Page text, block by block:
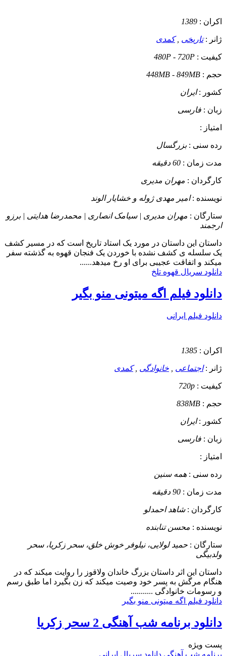
اکران : 1389
ژانر :تاریخی ,کمدی
کیفیت : 480P - 720P
حجم : 448MB - 849MB
کشور :ایران
زبان : فارسی
امتیاز :
رده سنی :بزرگسال
مدت زمان : 60 دقیقه
کارگردان : مهران مدیری
نویسنده :امیر مهدی ژوله و خشایار الوند
ستارگان : مهران مدیری | سیامک انصاری | محمدرضا هدایتی | برزو
ارجمند
داستان این داستان در مورد یک استاد تاریخ است که در مسیر کشف
یک سلسله ی کشف نشده با خوردن یک فنجان قهوه به گذشته سفر
میکند و اتفاقت عجیبی برای او رخ میدهد......
دانلود سریال قهوه تلخ
دانلود فیلم اگه میتونی منو بگیر
دانلود فیلم ایرانی
اکران : 1385
ژانر :اجتماعی خانوادگی ,کمدی
کیفیت : 720p
حجم : 838MB
کشور :ایران
زبان : فارسی
امتیاز :
رده سنی : همه سنین
مدت زمان : 90 دقیقه
کارگردان :شاهد احمدلو
نویسنده : محسن تنابنده
ستارگان : حمید لولایی، نیلوفر خوش خلق، سحر زکریا، سحر
ولدبیگی
داستان این اثر داستان بزرگ خاندان ولاقوز را روایت میکند که در
هنگام مرگش به پسر خود وصیت میکند که زن بگیرد اما طبق رسم
و رسومات خانوادگی ...........
دانلود فیلم اگه میتونی منو بگیر
دانلود برنامه شب آهنگی 2 سحر زکریا
پست ويژه
برنامه شب آهنگی دانلود سریال ایرانی